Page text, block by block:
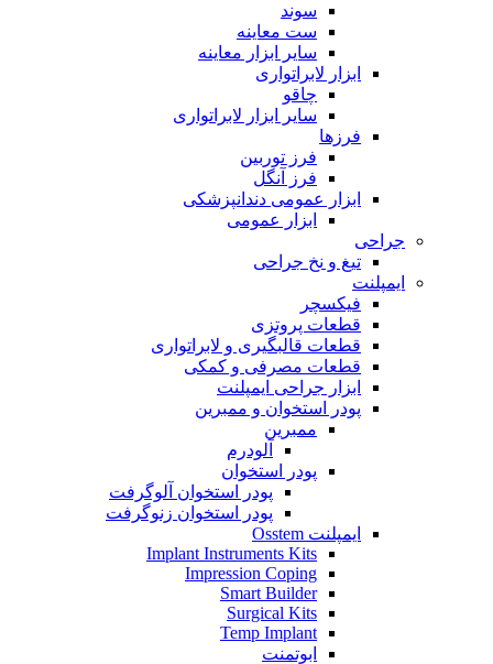
سوند
ست معاینه
سایر ابزار معاینه
ابزار لابراتواری
چاقو
سایر ابزار لابراتواری
فرزها
فرز توربین
فرز آنگل
ابزار عمومی دندانپزشکی
ابزار عمومی
جراحی
تیغ و نخ جراحی
ایمپلنت
فیکسچر
قطعات پروتزی
قطعات قالبگیری و لابراتواری
قطعات مصرفی و کمکی
ابزار جراحی ایمپلنت
پودر استخوان و ممبرین
ممبرین
آلودرم
پودر استخوان
پودر استخوان آلوگرفت
پودر استخوان زنوگرفت
ایمپلنت Osstem
Implant Instruments Kits
Impression Coping
Smart Builder
Surgical Kits
Temp Implant
ابوتمنت